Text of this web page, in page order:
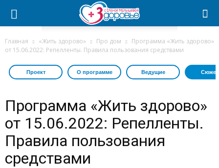
Главная «Жить здорово» Про дом
Программа «Жить здорово»
от 15.06.2022: Репелленты. Правила пользования средствами
Проект О программе Ведущие
Программа «Жить здорово»
от 15.06.2022: Репелленты.
Правила пользования
средствами